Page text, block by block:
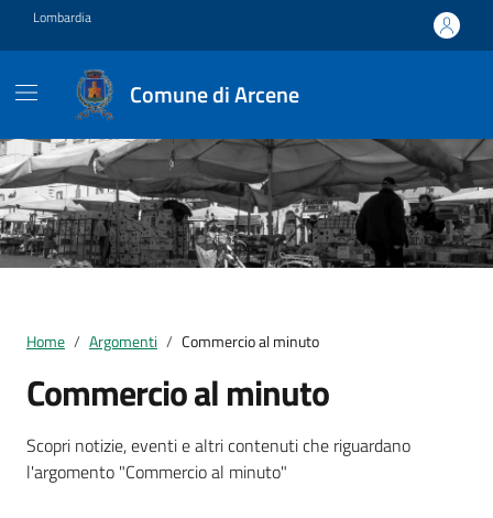
Vai ai contenuti
Vai al footer
Lombardia
Comune di Arcene
Home Argomenti Commercio al minuto
Commercio al minuto
Dettagli della notizia
Scopri notizie, eventi e altri contenuti che riguardano
l'argomento "Commercio al minuto"